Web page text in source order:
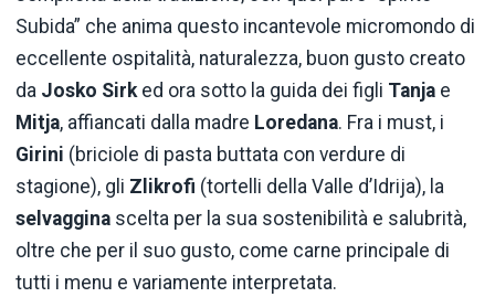
Subida” che anima questo incantevole micromondo di
eccellente ospitalità, naturalezza, buon gusto creato
da Josko Sirked ora sotto la guida dei figli Tanja e
Mitja, affiancati dalla madre Loredana. Fra i must, i
Girini (briciole di pasta buttata con verdure di
stagione), gli Zlikrofi (tortelli della Valle d’Idrija), la
selvaggina scelta per la sua sostenibilità e salubrità,
oltre che per il suo gusto, come carne principale di
tutti i menu e variamente interpretata.